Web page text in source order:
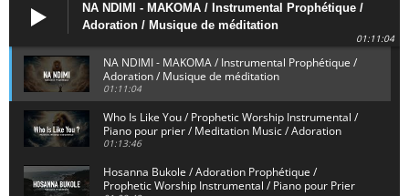
NA NDIMI - MAKOMA / Instrumental Prophétique /
Adoration / Musique de méditation
01:11:04
NA NDIMI - MAKOMA / Instrumental Prophétique /
Adoration / Musique de méditation
01:11:04
Who Is Like You / Prophetic Worship Instrumental /
Piano pour prier / Meditation Music / Adoration
01:13:46
Hosanna Bukole / Adoration Prophétique /
Prophetic Worship Instrumental / Piano pour Prier